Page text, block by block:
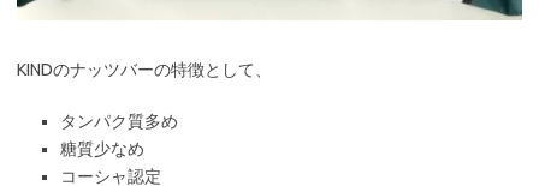
KINDのナッツバーの特徴として、
タンパク質多め
糖質少なめ
コーシャ認定